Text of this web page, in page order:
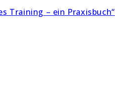
Training – ein Praxisbuch“